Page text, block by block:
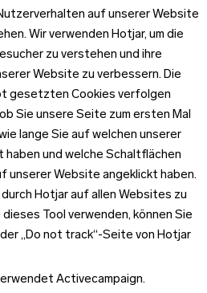
auf unserer Website
Wir verwenden Hotjar, um die
zu verstehen und ihre
Website zu verbessern. Die
gesetzten Cookies verfolgen
Sie unsere Seite zum ersten Mal
lange Sie auf welchen unserer
haben und welche Schaltflächen
unserer Website angeklickt haben.
durch Hotjar auf allen Websites zu
Tool verwenden, können Sie
„Do not track“-Seite von Hotjar
Activecampaign.